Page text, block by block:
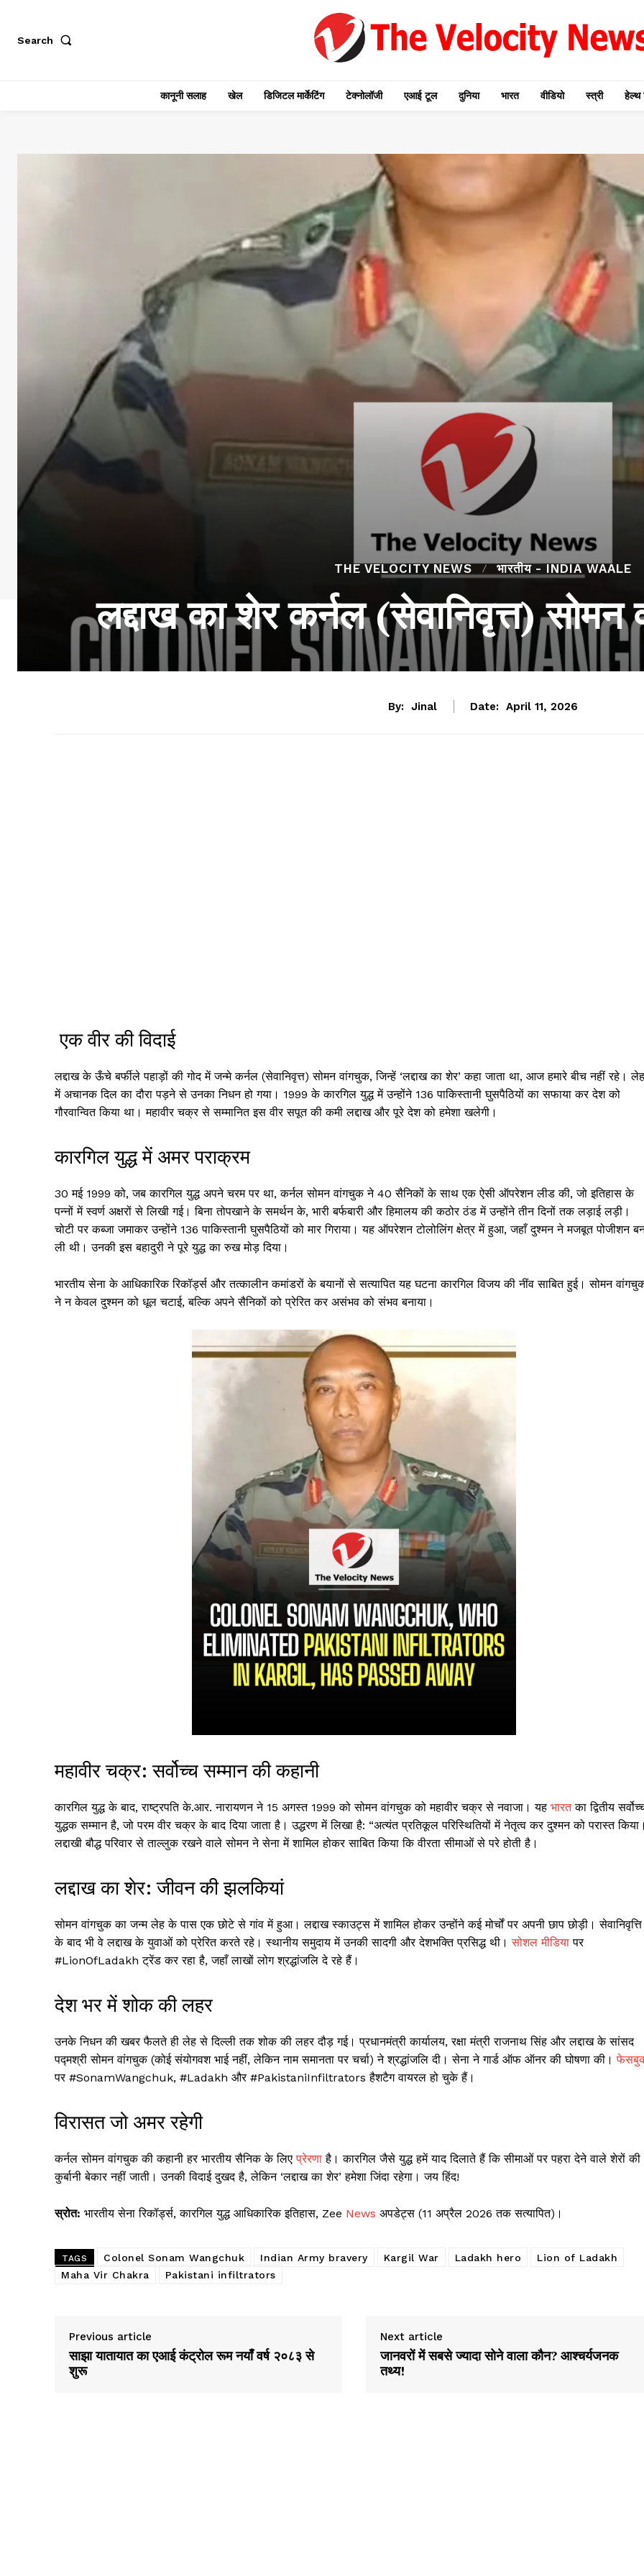
Search
कानूनी सलाह खेल डिजिटल मार्केटिंग टेक्नोलॉजी एआई टूल दुनिया भारत वीडियो स्त्री हेल्थ
THE VELOCITY NEWS भारतीय - INDIA WAALE
लद्दाख का शेर कर्नल (सेवानिवृत्त)
By: Jinal Date: April 11, 2026
एक वीर की विदाई
लद्दाख के ऊँचे बर्फीले पहाड़ों की गोद में जन्मे कर्नल (सेवानिवृत्त) सोमन वांगचुक, जिन्हें ‘लद्दाख का शेर’ कहा जाता था, आज हमारे बीच नहीं रहे। लेह
में अचानक दिल का दौरा पड़ने से उनका निधन हो गया। 1999 के कारगिल युद्ध में उन्होंने 136 पाकिस्तानी घुसपैठियों का सफाया कर देश को
गौरवान्वित किया था। महावीर चक्र से सम्मानित इस वीर सपूत की कमी लद्दाख और पूरे देश को हमेशा खलेगी।
कारगिल युद्ध में अमर पराक्रम
30 मई 1999 को, जब कारगिल युद्ध अपने चरम पर था, कर्नल सोमन वांगचुक ने 40 सैनिकों के साथ एक ऐसी ऑपरेशन लीड की, जो इतिहास के
पन्नों में स्वर्ण अक्षरों से लिखी गई। बिना तोपखाने के समर्थन के, भारी बर्फबारी और हिमालय की कठोर ठंड में उन्होंने तीन दिनों तक लड़ाई लड़ी।
चोटी पर कब्जा जमाकर उन्होंने 136 पाकिस्तानी घुसपैठियों को मार गिराया। यह ऑपरेशन टोलोलिंग क्षेत्र में हुआ, जहाँ दुश्मन ने मजबूत पोजीशन
ली थी। उनकी इस बहादुरी ने पूरे युद्ध का रुख मोड़ दिया।
भारतीय सेना के आधिकारिक रिकॉर्ड्स और तत्कालीन कमांडरों के बयानों से सत्यापित यह घटना कारगिल विजय की नींव साबित हुई। सोमन
ने न केवल दुश्मन को धूल चटाई, बल्कि अपने सैनिकों को प्रेरित कर असंभव को संभव बनाया।
महावीर चक्र: सर्वोच्च सम्मान की कहानी
कारगिल युद्ध के बाद, राष्ट्रपति के.आर. नारायणन ने 15 अगस्त 1999 को सोमन वांगचुक को महावीर चक्र से नवाजा। यह भारतका द्वितीय
युद्धक सम्मान है, जो परम वीर चक्र के बाद दिया जाता है। उद्धरण में लिखा है: “अत्यंत प्रतिकूल परिस्थितियों में नेतृत्व कर दुश्मन को परास्त
लद्दाखी बौद्ध परिवार से ताल्लुक रखने वाले सोमन ने सेना में शामिल होकर साबित किया कि वीरता सीमाओं से परे होती है।
लद्दाख का शेर: जीवन की झलकियां
सोमन वांगचुक का जन्म लेह के पास एक छोटे से गांव में हुआ। लद्दाख स्काउट्स में शामिल होकर उन्होंने कई मोर्चों पर अपनी छाप छोड़ी। सेवानिवृत्ति
के बाद भी वे लद्दाख के युवाओं को प्रेरित करते रहे। स्थानीय समुदाय में उनकी सादगी और देशभक्ति प्रसिद्ध थी।सोशल मीडिया पर
#LionOfLadakh ट्रेंड कर रहा है, जहाँ लाखों लोग श्रद्धांजलि दे रहे हैं।
देश भर में शोक की लहर
उनके निधन की खबर फैलते ही लेह से दिल्ली तक शोक की लहर दौड़ गई। प्रधानमंत्री कार्यालय, रक्षा मंत्री राजनाथ सिंह और लद्दाख के सांसद
पद्मश्री सोमन वांगचुक (कोई संयोगवश भाई नहीं, लेकिन नाम समानता पर चर्चा) ने श्रद्धांजलि दी। सेना ने गार्ड ऑफ ऑनर की घोषणा की।
पर #SonamWangchuk, #Ladakh और #PakistaniInfiltrators हैशटैग वायरल हो चुके हैं।
विरासत जो अमर रहेगी
कर्नल सोमन वांगचुक की कहानी हर भारतीय सैनिक के लिएप्रेरणा है। कारगिल जैसे युद्ध हमें याद दिलाते हैं कि सीमाओं पर पहरा देने वाले शेरों की
कुर्बानी बेकार नहीं जाती। उनकी विदाई दुखद है, लेकिन ‘लद्दाख का शेर’ हमेशा जिंदा रहेगा। जय हिंद!
स्रोत: भारतीय सेना रिकॉर्ड्स, कारगिल युद्ध आधिकारिक इतिहास, Zee News अपडेट्स (11 अप्रैल 2026 तक सत्यापित)।
TAGS Colonel Sonam Wangchuk Indian Army bravery Kargil War Ladakh hero
Lion of Ladakh
Maha Vir Chakra
Pakistani infiltrators
Previous article
साझा यातायात का एआई कंट्रोल रूम नयाँ वर्ष २०८३ से
शुरू
Next article
जानवरों में सबसे ज्यादा सोने वाला कौन? आश्चर्यजनक
तथ्य!